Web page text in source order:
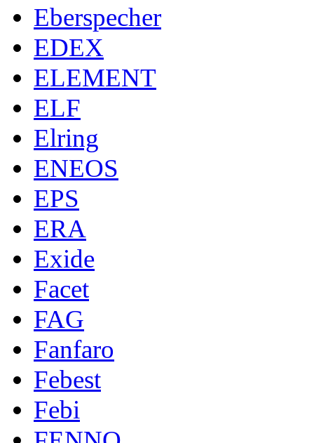
Eberspecher
EDEX
ELEMENT
ELF
Elring
ENEOS
EPS
ERA
Exide
Facet
FAG
Fanfaro
Febest
Febi